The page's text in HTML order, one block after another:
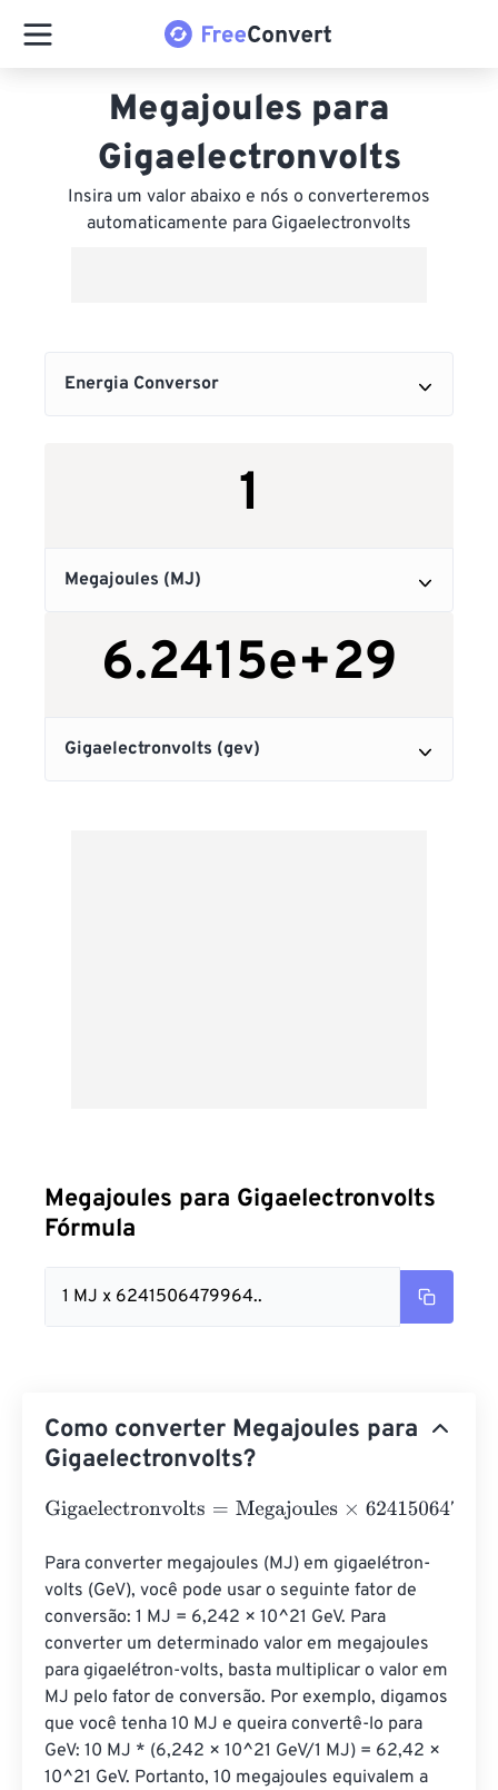
Megajoules para
Gigaelectronvolts
Insira um valor abaixo e nós o converteremos
automaticamente para Gigaelectronvolts
Megajoules para Gigaelectronvolts
Fórmula
1 MJ x 6241506479964..
Como converter Megajoules para
Gigaelectronvolts?
Gigaelectronvolts=Megajoules×
Para converter megajoules (MJ) em gigaelétron-
volts (GeV), você pode usar o seguinte fator de
conversão: 1 MJ = 6,242 × 10^21 GeV. Para
converter um determinado valor em megajoules
para gigaelétron-volts, basta multiplicar o valor em
MJ pelo fator de conversão. Por exemplo, digamos
que você tenha 10 MJ e queira convertê-lo para
GeV: 10 MJ * (6,242 × 10^21 GeV/1 MJ) = 62,42 ×
10^21 GeV. Portanto, 10 megajoules equivalem a